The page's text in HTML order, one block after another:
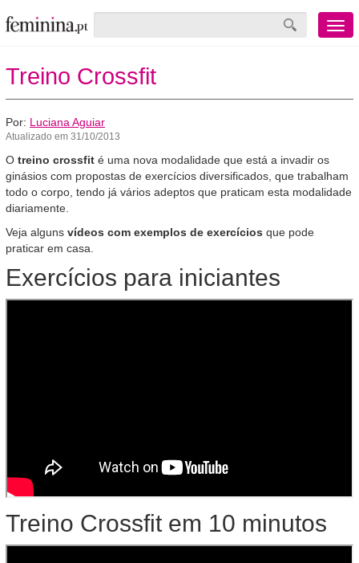
Menu
mobile
Treino Crossfit
Por: Luciana Aguiar
Atualizado em 31/10/2013
O treino crossfit é uma nova modalidade que está a invadir os
ginásios com propostas de exercícios diversificados, que trabalham
todo o corpo, tendo já vários adeptos que praticam esta modalidade
diariamente.
Veja alguns vídeos com exemplos de exercícios que pode
praticar em casa.
Exercícios para iniciantes
Treino Crossfit em 10 minutos